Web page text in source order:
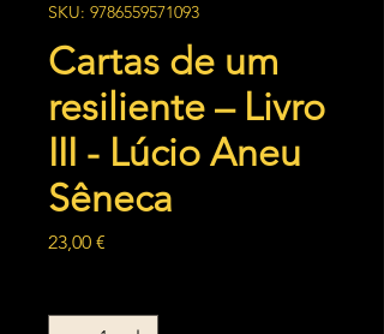
SKU: 9786559571093
Cartas de um
resiliente – Livro
III - Lúcio Aneu
Sêneca
23,00 €